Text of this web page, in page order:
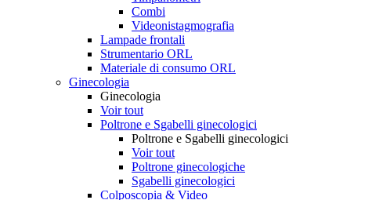
Combi
Videonistagmografia
Lampade frontali
Strumentario ORL
Materiale di consumo ORL
Ginecologia
Ginecologia
Voir tout
Poltrone e Sgabelli ginecologici
Poltrone e Sgabelli ginecologici
Voir tout
Poltrone ginecologiche
Sgabelli ginecologici
Colposcopia & Video